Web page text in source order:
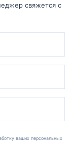
свяжется с
ваших персональных